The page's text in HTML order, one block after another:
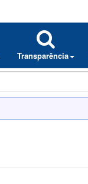
Transparência